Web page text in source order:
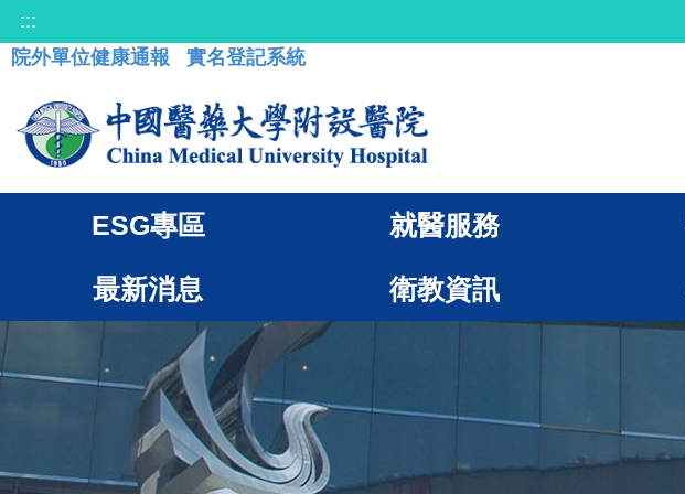
:::
院外單位健康通報
實名登記系統
ESG專區 就醫服務
最新消息 衛教資訊